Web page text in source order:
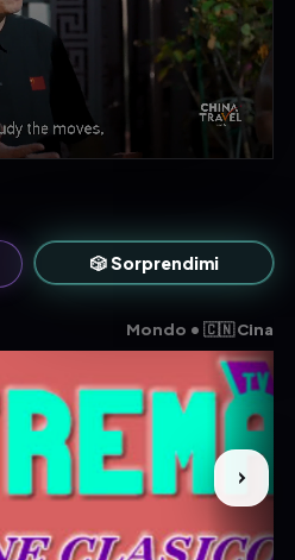
🎲 Sorprendimi
Mondo • 🇨🇳 Cina